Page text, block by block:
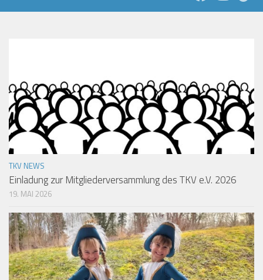
TKV NEWS
Einladung zur Mitgliederversammlung des TKV e.V. 2026
19. MAI 2026